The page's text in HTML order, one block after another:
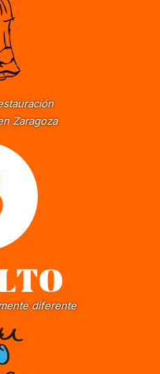
Zaragoza
diferente